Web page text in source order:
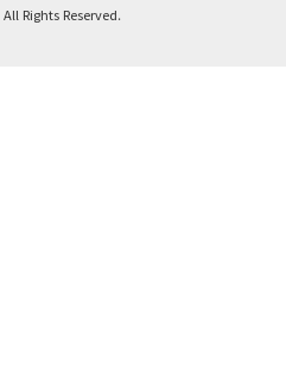
All Rights Reserved.